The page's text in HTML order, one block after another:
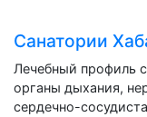
Санатории
Лечебный профиль
органы дыхания,
сердечно-